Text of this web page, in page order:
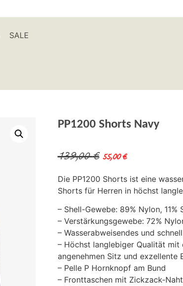
SALE
PP1200 Shorts Navy
139,00€ 55,00€
Die PP1200 Shorts ist eine
Shorts für Herren in höchst
– Shell-Gewebe: 89% Nylon, 11%
– Verstärkungsgewebe: 72%
– Wasserabweisendes und
– Höchst langlebiger Qualität
angenehmen Sitz und exzellente
– Pelle P Hornknopf am Bund
– Fronttaschen mit Zickzack-Naht